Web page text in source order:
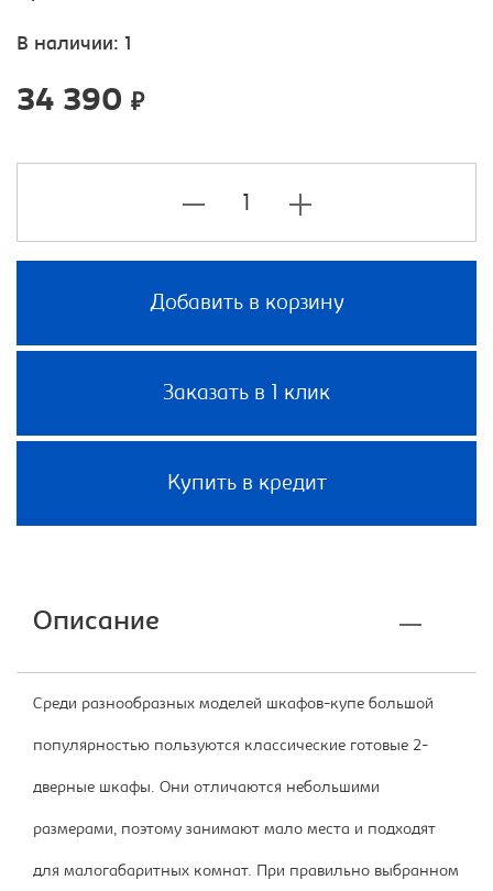
В наличии: 1
34 390 ₽
Добавить в корзину
Заказать в 1 клик
Купить в кредит
Описание
Среди разнообразных моделей шкафов-купе большой
популярностью пользуются классические готовые 2-
дверные шкафы. Они отличаются небольшими
размерами, поэтому занимают мало места и подходят
для малогабаритных комнат. При правильно выбранном